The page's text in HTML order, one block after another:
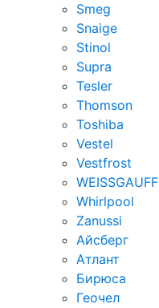
Smeg
Snaige
Stinol
Supra
Tesler
Thomson
Toshiba
Vestel
Vestfrost
WEISSGAUFF
Whirlpool
Zanussi
Айсберг
Атлант
Бирюса
Геочел